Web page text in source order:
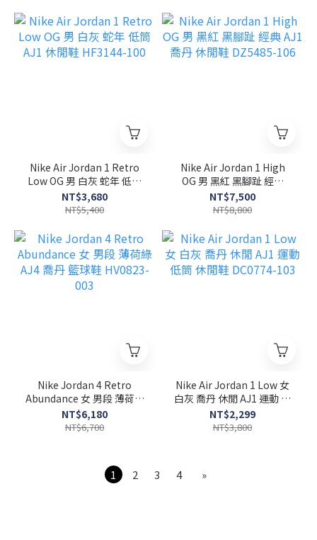
Nike Air Jordan 1 Retro
Low OG 男 白灰 蛇年 低筒
AJ1 休閒鞋 HF3144-100
NT$3,680
NT$5,400
Nike Air Jordan 1 High
OG 男 黑紅 黑腳趾 經典
AJ1 喬丹 休閒鞋 DZ5485-
106
NT$7,500
NT$8,800
Nike Jordan 4 Retro
Abundance 女 男段 薄荷綠
AJ4 喬丹 籃球鞋 HV0823-
003
NT$6,180
NT$6,700
Nike Air Jordan 1 Low 女
白灰 喬丹 休閒 AJ1 運動 低
筒 休閒鞋 DC0774-103
NT$2,299
NT$3,800
1 2 3 4 »